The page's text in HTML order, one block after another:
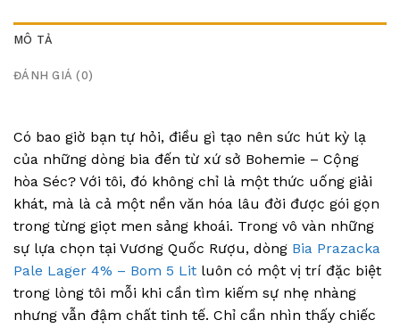
MÔ TẢ
ĐÁNH GIÁ (0)
Có bao giờ bạn tự hỏi, điều gì tạo nên sức hút kỳ lạ
của những dòng bia đến từ xứ sở Bohemie – Cộng
hòa Séc? Với tôi, đó không chỉ là một thức uống giải
khát, mà là cả một nền văn hóa lâu đời được gói gọn
trong từng giọt men sảng khoái. Trong vô vàn những
sự lựa chọn tại Vương Quốc Rượu, dòng Bia Prazacka
Pale Lager 4% – Bom 5 Lit luôn có một vị trí đặc biệt
trong lòng tôi mỗi khi cần tìm kiếm sự nhẹ nhàng
nhưng vẫn đậm chất tinh tế. Chỉ cần nhìn thấy chiếc